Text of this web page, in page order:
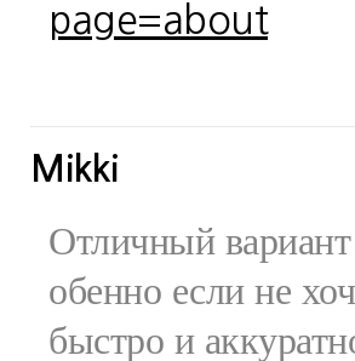
page=about
Mikki
Отличный
обенно если не
быстро и